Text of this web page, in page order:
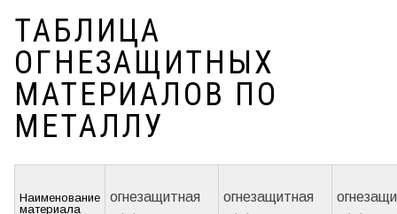
ТАБЛИЦА
ОГНЕЗАЩИТНЫХ
МАТЕРИАЛОВ ПО
МЕТАЛЛУ
Наименование
материала
огнезащитная
огнезащитная